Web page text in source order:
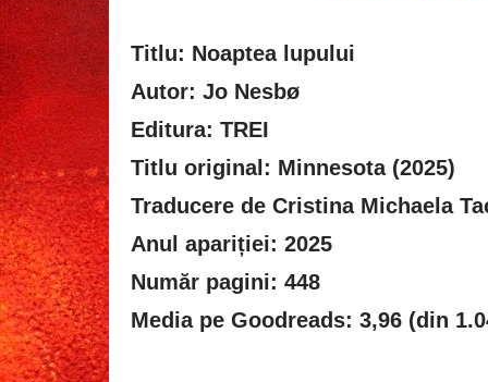
Titlu: Noaptea lupului
Autor: Jo Nesbø
Editura: TREI
Titlu original: Minnesota (2025)
Traducere de Cristina Michaela
Anul apariției: 2025
Număr pagini: 448
Media pe Goodreads: 3,96 (din